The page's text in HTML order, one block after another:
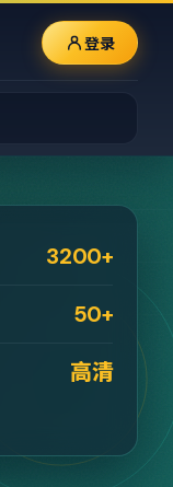
登录
3200+
50+
高清